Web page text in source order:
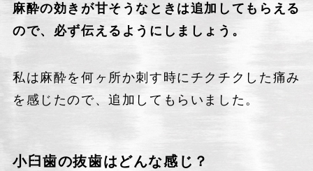
麻酔の効きが甘そうなときは追加してもらえる
ので、必ず伝えるようにしましょう。
私は麻酔を何ヶ所か刺す時にチクチクした痛み
を感じたので、追加してもらいました。
小臼歯の抜歯はどんな感じ？